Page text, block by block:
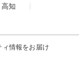
高知
情報をお届け